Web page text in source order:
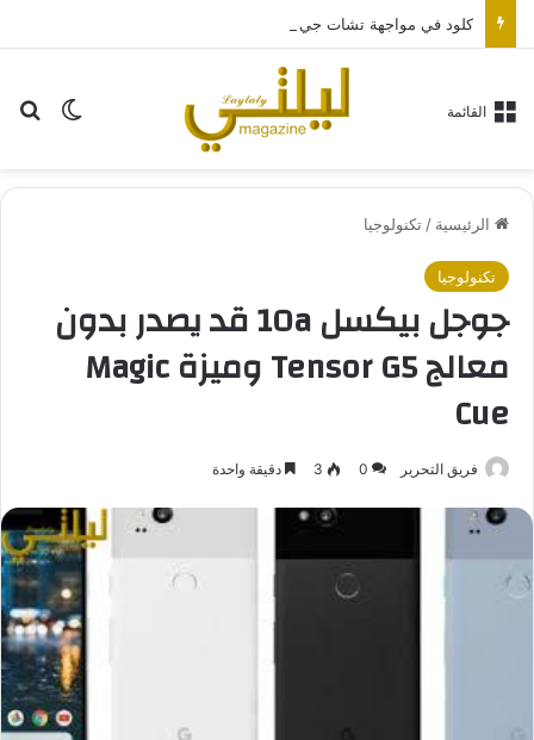
الوضع القائمة
الرئيسية /تكنولوجيا
تكنولوجيا
جوجل بيكسل 10a قد يصدر بدون
معالج Tensor G5 وميزة Magic
Cue
فريق التحرير 0
3 دقيقة واحدة